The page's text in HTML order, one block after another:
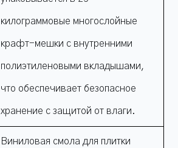
килограммовые многослойные
крафт-мешки с внутренними
полиэтиленовыми вкладышами,
что обеспечивает безопасное
хранение с защитой от влаги.
Виниловая смола для плитки